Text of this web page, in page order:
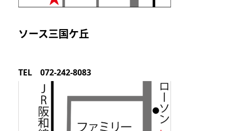
ソース三国ケ丘
TEL 072-242-8083